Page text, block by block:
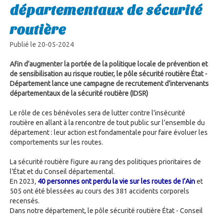
départementaux de sécurité
routière
Publié le 20-05-2024
Afin d’augmenter la portée de la politique locale de prévention et
de sensibilisation au risque routier, le pôle sécurité routière État -
Département lance une campagne de recrutement d’intervenants
départementaux de la sécurité routière (IDSR)
Le rôle de ces bénévoles sera de lutter contre l’insécurité
routière en allant à la rencontre de tout public sur l’ensemble du
département : leur action est fondamentale pour faire évoluer les
comportements sur les routes.
La sécurité routière figure au rang des politiques prioritaires de
l’État et du Conseil départemental.
En 2023, 40 personnes ont perdu la vie sur les routes de I’Ainet
505 ont été blessées au cours des 381 accidents corporels
recensés.
Dans notre département, le pôle sécurité routière État - Conseil